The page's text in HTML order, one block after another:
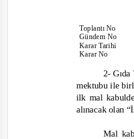
ToplantıNo
Gündem No
Karar Tarihi
Karar No
2- Gıda
mektubu ile
ilk mal
alınacak olan
Mal